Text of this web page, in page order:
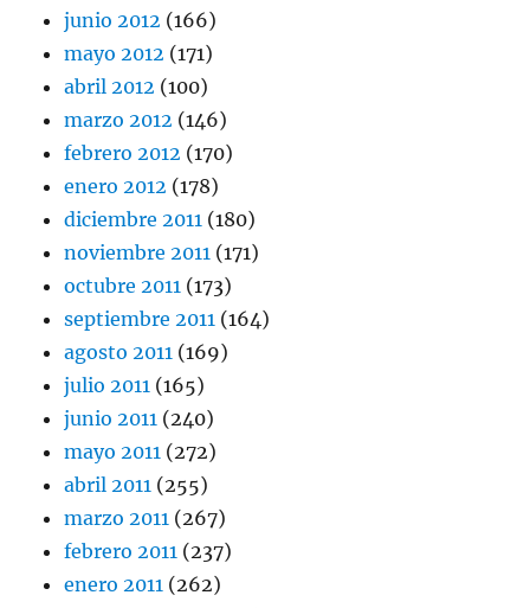
junio 2012 (166)
mayo 2012 (171)
abril 2012 (100)
marzo 2012 (146)
febrero 2012 (170)
enero 2012 (178)
diciembre 2011 (180)
noviembre 2011 (171)
octubre 2011 (173)
septiembre 2011 (164)
agosto 2011 (169)
julio 2011 (165)
junio 2011 (240)
mayo 2011 (272)
abril 2011 (255)
marzo 2011 (267)
febrero 2011 (237)
enero 2011 (262)